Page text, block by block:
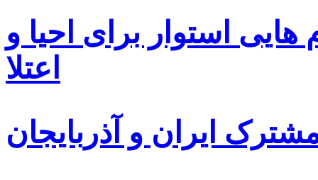
استوار برای احیا و
اعتلا
ایران و آذربایجان